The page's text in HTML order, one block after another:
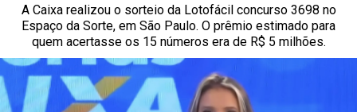
A Caixa realizou o sorteio da Lotofácil concurso 3698 no
Espaço da Sorte, em São Paulo. O prêmio estimado para
quem acertasse os 15 números era de R$ 5 milhões.